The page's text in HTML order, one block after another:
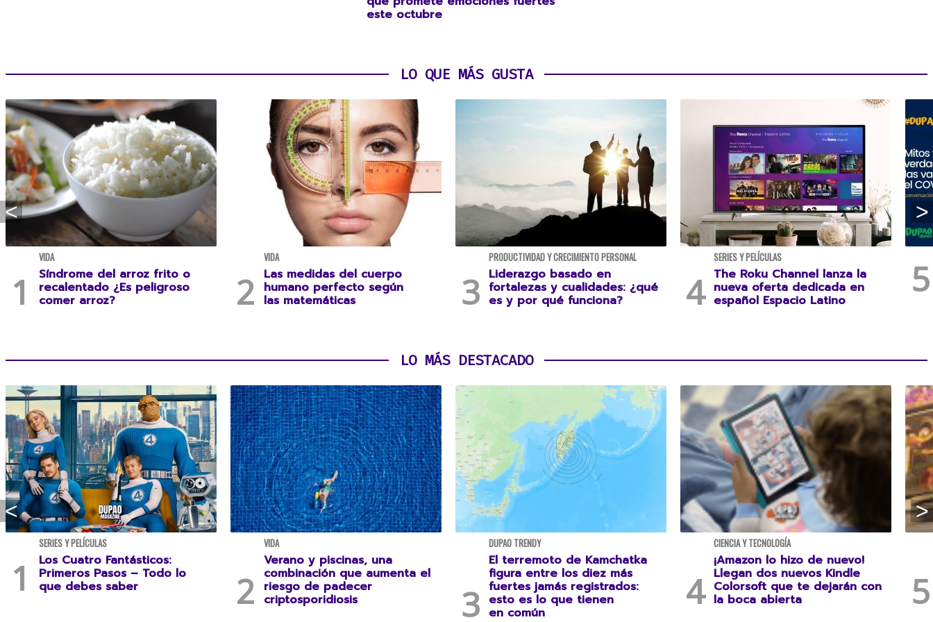
este octubre
LO QUE MÁS GUSTA
VIDA
Síndrome del arroz frito o
recalentado ¿Es peligroso
comer arroz?
VIDA
Las medidas del cuerpo
humano perfecto según
las matemáticas
PRODUCTIVIDAD Y CRECIMIENTO PERSONAL
Liderazgo basado en
fortalezas y cualidades: ¿qué
es y por qué funciona?
SERIES Y PELÍCULAS
The Roku Channel lanza la
nueva oferta dedicada en
español Espacio Latino
LO MÁS DESTACADO
SERIES Y PELÍCULAS
Los Cuatro Fantásticos:
Primeros Pasos – Todo lo
que debes saber
VIDA
Verano y piscinas, una
combinación que aumenta el
riesgo de padecer
criptosporidiosis
DUPAO TRENDY
El terremoto de Kamchatka
figura entre los diez más
fuertes jamás registrados:
esto es lo que tienen
en común
CIENCIA Y TECNOLOGÍA
¡Amazon lo hizo de nuevo!
Llegan dos nuevos Kindle
Colorsoft que te dejarán con
la boca abierta